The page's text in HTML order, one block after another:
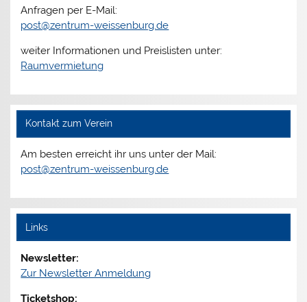
Anfragen per E-Mail:
post@zentrum-weissenburg.de
weiter Informationen und Preislisten unter:
Raumvermietung
Kontakt zum Verein
Am besten erreicht ihr uns unter der Mail:
post@zentrum-weissenburg.de
Links
Newsletter:
Zur Newsletter Anmeldung
Ticketshop: